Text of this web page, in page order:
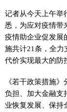
记者从今天上午举
悉，为应对疫情带
疫情助企业促发展
施共计21条，全力
代价实现最大的防
《若干政策措施
负担、加大金融支
业恢复发展、保持